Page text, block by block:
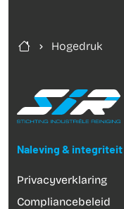
Hogedruk
Naleving & integriteit
Privacyverklaring
Compliancebeleid